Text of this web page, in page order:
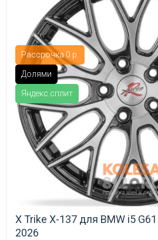
Рассрочка 0 р.
Долями
Яндекс.сплит
X Trike X-137 для BMW i5
2026